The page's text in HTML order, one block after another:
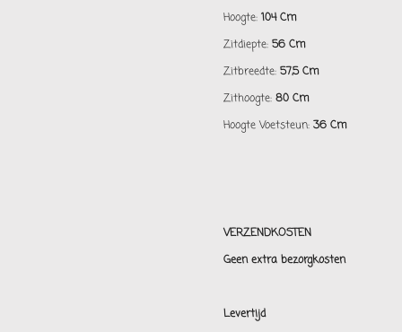
Hoogte: 104 Cm
Zitdiepte: 56 Cm
Zitbreedte: 57,5 Cm
Zithoogte: 80 Cm
Hoogte Voetsteun: 36 Cm
VERZENDKOSTEN
Geen extra bezorgkosten
Levertijd